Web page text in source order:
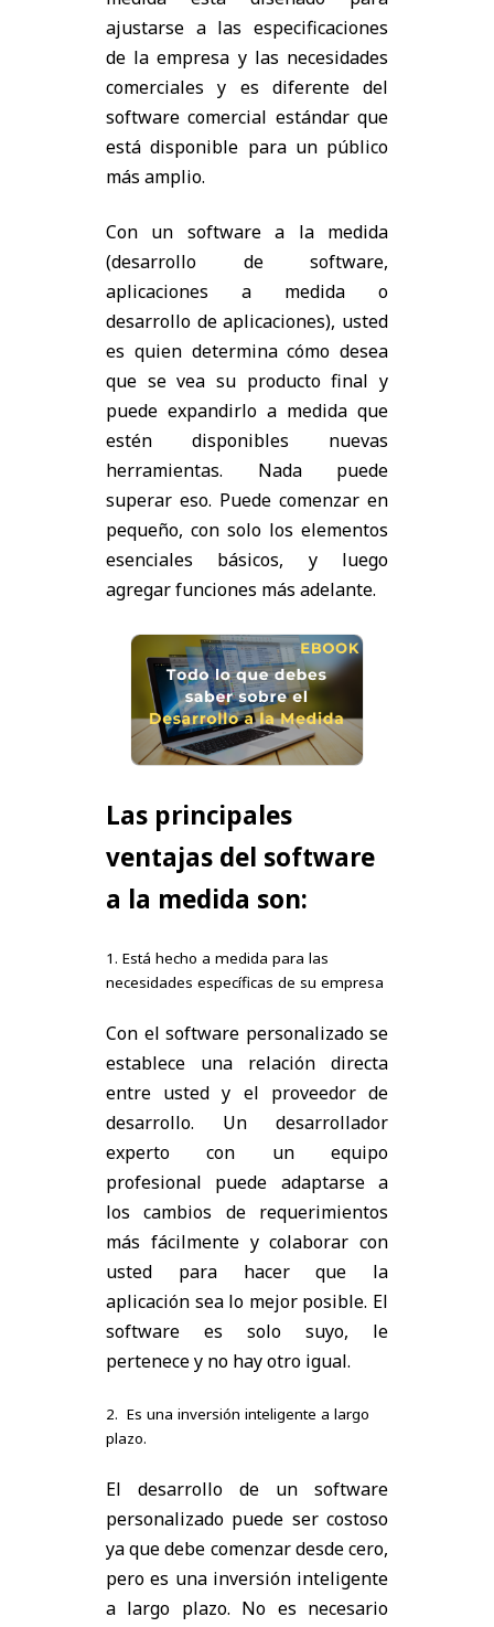
ajustarse a las especificaciones
de la empresa y las necesidades
comerciales y es diferente del
software comercial estándar que
está disponible para un público
más amplio.
Con un software a la medida
(desarrollo de software,
aplicaciones a medida o
desarrollo de aplicaciones), usted
es quien determina cómo desea
que se vea su producto final y
puede expandirlo a medida que
estén disponibles nuevas
herramientas. Nada puede
superar eso. Puede comenzar en
pequeño, con solo los elementos
esenciales básicos, y luego
agregar funciones más adelante.
Las principales
ventajas del software
a la medida son:
1. Está hecho a medida para las
necesidades específicas de su empresa
Con el software personalizado se
establece una relación directa
entre usted y el proveedor de
desarrollo. Un desarrollador
experto con un equipo
profesional puede adaptarse a
los cambios de requerimientos
más fácilmente y colaborar con
usted para hacer que la
aplicación sea lo mejor posible. El
software es solo suyo, le
pertenece y no hay otro igual.
2. Es una inversión inteligente a largo
plazo.
El desarrollo de un software
personalizado puede ser costoso
ya que debe comenzar desde cero,
pero es una inversión inteligente
a largo plazo. No es necesario